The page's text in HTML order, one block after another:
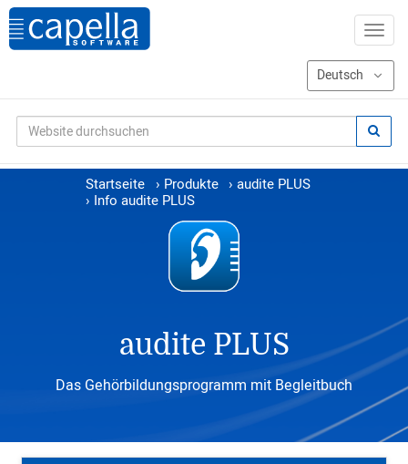
Startseite › Produkte › audite PLUS
› Info audite PLUS
audite PLUS
Das Gehörbildungsprogramm mit Begleitbuch